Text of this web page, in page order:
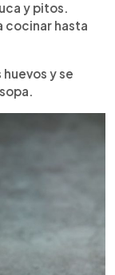
y pitos.
cocinar hasta
y se